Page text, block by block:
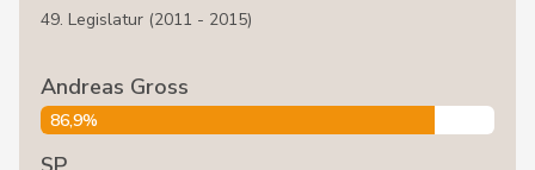
49. Legislatur (2011 - 2015)
Andreas Gross
86,9%